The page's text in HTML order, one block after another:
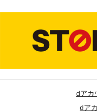
dアカ
dア